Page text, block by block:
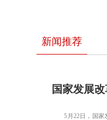
新闻推荐
国家发展
5月22日，国家发